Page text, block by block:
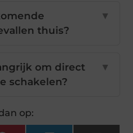
thuis?
▼
om direct
schakelen?
▼
op: